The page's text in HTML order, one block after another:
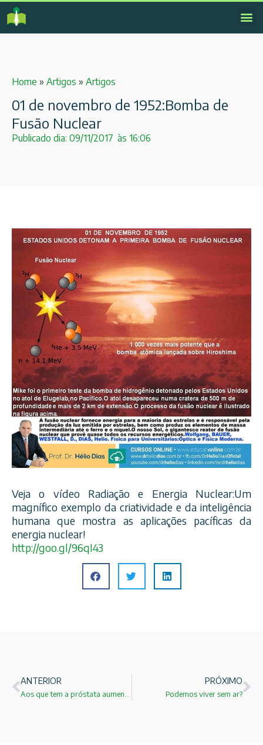
Home » Artigos » Artigos
01 de novembro de 1952:Bomba de
Fusão Nuclear
Publicado dia: 09/11/2017 às 16:06
Veja o vídeo Radiação e Energia Nuclear:Um
magnífico exemplo da criatividade e da inteligência
humana que mostra as aplicações pacíficas da
energia nuclear!
http://goo.gl/96qI43
ANTERIOR PRÓXIMO
Podemos viver sem ar?